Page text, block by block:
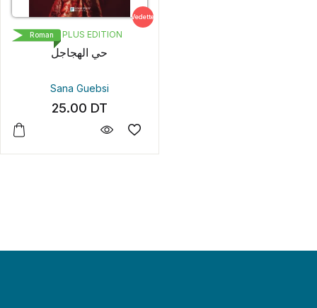
LIVRE PLUS EDITION
حي الهجاجل
Sana Guebsi
25.00 DT
Vedette
Roman